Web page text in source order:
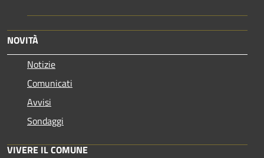
NOVITÀ
Notizie
Comunicati
Avvisi
Sondaggi
VIVERE IL COMUNE